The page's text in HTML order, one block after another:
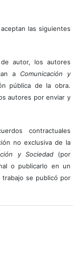
las siguientes
autor, los autores
a Comunicación y
pública de la obra.
autores por enviar y
contractuales
no exclusiva de la
y Sociedad(por
o publicarlo en un
se publicó por